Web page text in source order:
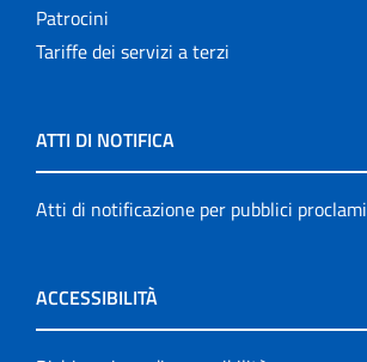
Patrocini
Tariffe dei servizi a terzi
ATTI DI NOTIFICA
Atti di notificazione per pubblici proclami
ACCESSIBILITÀ